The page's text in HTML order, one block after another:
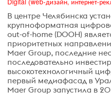
В центре Челябинска
крупноформатная
out-of-home (DOOH)
приоритетных
Maer Group, последние
последовательно
высокотехнологичный
первый медиафасад в
Maer Group запустила в